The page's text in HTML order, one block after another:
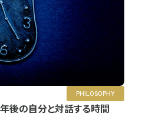
PHILOSOPHY
後の自分と対話する時間